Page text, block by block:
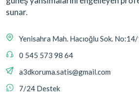
sunar.
Yenisahra Mah. Hacıoğlu Sok.
0 545 573 98 64
a3dkoruma.satis@gmail.com
7/24 Destek